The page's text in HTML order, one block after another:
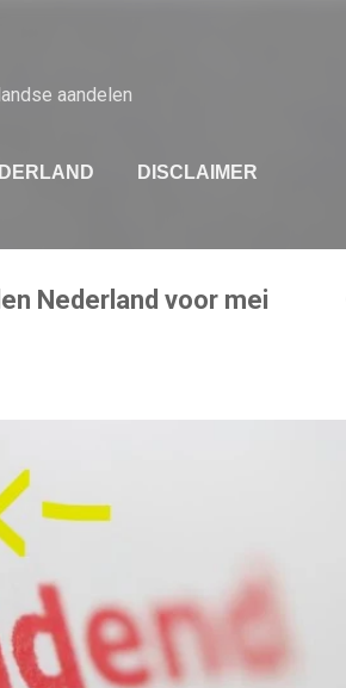
aandelen
DISCLAIMER
Nederland voor mei